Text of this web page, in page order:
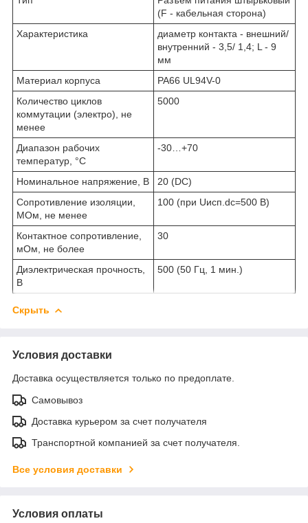
(F - кабельная сторона)
Характеристика
диаметр контакта - внешний/
внутренний - 3,5/ 1,4; L - 9
мм
Материал корпуса
PA66 UL94V-0
Количество циклов
коммутации (электро), не
менее
5000
Диапазон рабочих
температур, °C
-30…+70
Номинальное напряжение, В
20 (DC)
Сопротивление изоляции,
МОм, не менее
100 (при Uисп.dc=500 В)
Контактное сопротивление,
мОм, не более
30
Диэлектрическая прочность,
В
500 (50 Гц, 1 мин.)
Скрыть
Условия доставки
Доставка осуществляется только по предоплате.
Самовывоз
Доставка курьером за счет получателя
Транспортной компанией за счет получателя.
Все условия доставки
Условия оплаты